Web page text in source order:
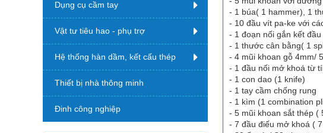
- 1 búa( 1 hammer), 1
- 10 đầu vít pa-ke với
- 1 đoạn nối gắn kết
- 1 thước cân bằng( 1
- 4 mũi khoan gỗ 4mm/
- 1 đầu nối mở khoá từ
- 1 con dao (1 knife)
- 1 tay cầm chống rung
- 1 kìm (1 combination
- 5 mũi khoan sắt thép (
- 7 đầu điếu mở khoá (
Dụng cụ cầm tay
Vật tư tiêu hao - phụ trợ
Hệ thống hàn dầm, kết cấu thép
Thiết bị nhà thông minh
Đinh công nghiệp